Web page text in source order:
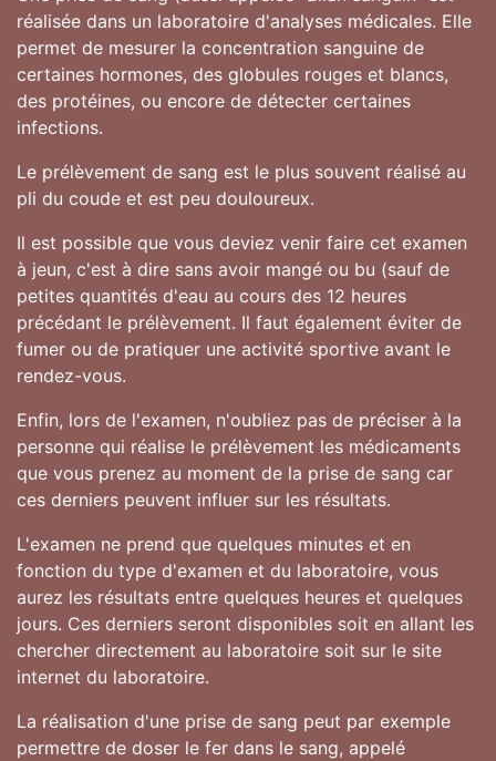
réalisée dans un laboratoire d'analyses médicales. Elle
permet de mesurer la concentration sanguine de
certaines hormones, des globules rouges et blancs,
des protéines, ou encore de détecter certaines
infections.
Le prélèvement de sang est le plus souvent réalisé au
pli du coude et est peu douloureux.
Il est possible que vous deviez venir faire cet examen
à jeun, c'est à dire sans avoir mangé ou bu (sauf de
petites quantités d'eau au cours des 12 heures
précédant le prélèvement. Il faut également éviter de
fumer ou de pratiquer une activité sportive avant le
rendez-vous.
Enfin, lors de l'examen, n'oubliez pas de préciser à la
personne qui réalise le prélèvement les médicaments
que vous prenez au moment de la prise de sang car
ces derniers peuvent influer sur les résultats.
L'examen ne prend que quelques minutes et en
fonction du type d'examen et du laboratoire, vous
aurez les résultats entre quelques heures et quelques
jours. Ces derniers seront disponibles soit en allant les
chercher directement au laboratoire soit sur le site
internet du laboratoire.
La réalisation d'une prise de sang peut par exemple
permettre de doser le fer dans le sang, appelé